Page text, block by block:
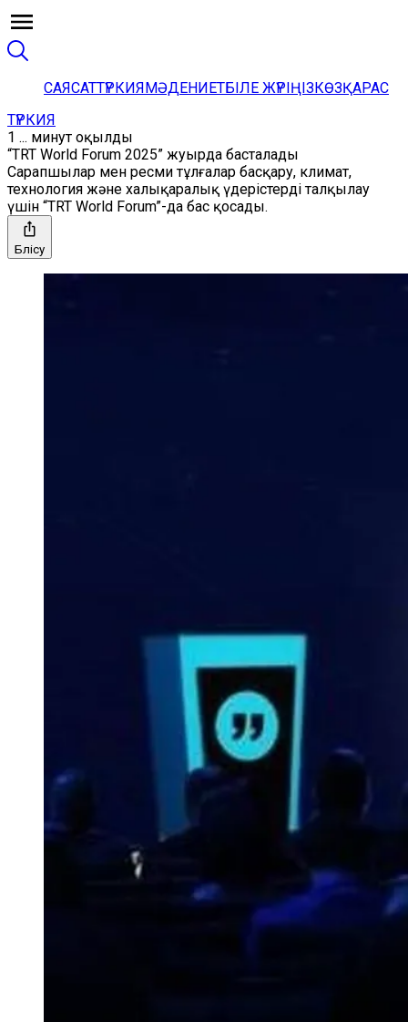
САЯСАТТҮРКИЯМӘДЕНИЕТБІЛЕ ЖҮРІҢІЗКӨЗҚАРАС
ТҮРКИЯ
1 ... минут оқылды
“TRT World Forum 2025” жуырда басталады
Сарапшылар мен ресми тұлғалар басқару, климат,
технология және халықаралық үдерістерді талқылау
үшін “TRT World Forum”-да бас қосады.
Бөлісу